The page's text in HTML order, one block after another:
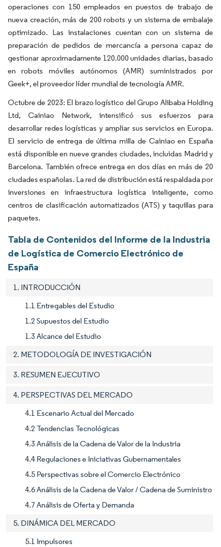
operaciones con 150 empleados en puestos de trabajo de
nueva creación, más de 200 robots y un sistema de embalaje
optimizado. Las instalaciones cuentan con un sistema de
preparación de pedidos de mercancía a persona capaz de
gestionar aproximadamente 120.000 unidades diarias, basado
en robots móviles autónomos (AMR) suministrados por
Geek+, el proveedor líder mundial de tecnología AMR.
Octubre de 2023: El brazo logístico del Grupo Alibaba Holding
Ltd, Cainiao Network, intensificó sus esfuerzos para
desarrollar redes logísticas y ampliar sus servicios en Europa.
El servicio de entrega de última milla de Cainiao en España
está disponible en nueve grandes ciudades, incluidas Madrid y
Barcelona. También ofrece entrega en dos días en más de 20
ciudades españolas. La red de distribución está respaldada por
inversiones en infraestructura logística inteligente, como
centros de clasificación automatizados (ATS) y taquillas para
paquetes.
Tabla de Contenidos del Informe de la Industria
de Logística de Comercio Electrónico de
España
1. INTRODUCCIÓN
1.1 Entregables del Estudio
1.2 Supuestos del Estudio
1.3 Alcance del Estudio
2. METODOLOGÍA DE INVESTIGACIÓN
3. RESUMEN EJECUTIVO
4. PERSPECTIVAS DEL MERCADO
4.1 Escenario Actual del Mercado
4.2 Tendencias Tecnológicas
4.3 Análisis de la Cadena de Valor de la Industria
4.4 Regulaciones e Iniciativas Gubernamentales
4.5 Perspectivas sobre el Comercio Electrónico
4.6 Análisis de la Cadena de Valor / Cadena de Suministro
4.7 Análisis de Oferta y Demanda
5. DINÁMICA DEL MERCADO
5.1 Impulsores